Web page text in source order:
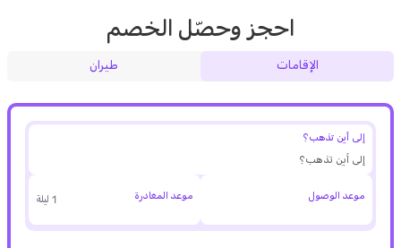
احجز وحصّل الخصم
الإقامات طيران
إلى أين تذهب؟
موعد الوصول موعد المغادرة 1 ليلة